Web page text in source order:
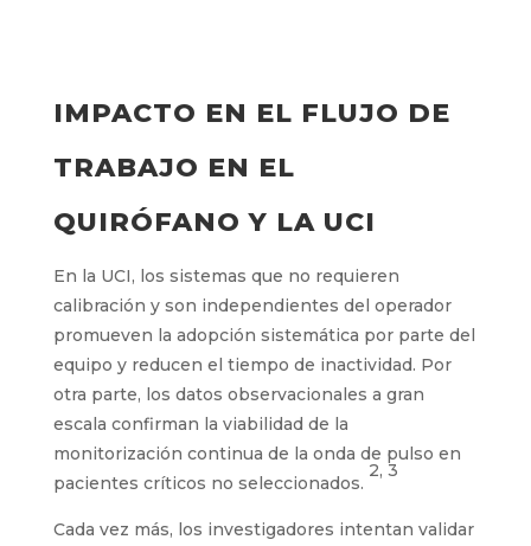
IMPACTO EN EL FLUJO DE
TRABAJO EN EL
QUIRÓFANO Y LA UCI
En la UCI, los sistemas que no requieren
calibración y son independientes del operador
promueven la adopción sistemática por parte del
equipo y reducen el tiempo de inactividad. Por
otra parte, los datos observacionales a gran
escala confirman la viabilidad de la
monitorización continua de la onda de pulso en
pacientes críticos no seleccionados.
2, 3
Cada vez más, los investigadores intentan validar